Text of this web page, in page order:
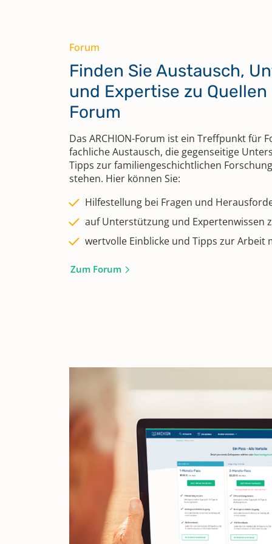
Forum
Finden Sie Austausch,
und Expertise zu
Forum
Das ARCHION-Forum ist ein Treffpunkt für
fachliche Austausch, die gegenseitige
Tipps zur familiengeschichtlichen
stehen. Hier können Sie:
Hilfestellung bei Fragen und
auf Unterstützung und Expertenwissen
wertvolle Einblicke und Tipps zur Arbeit
Zum Forum